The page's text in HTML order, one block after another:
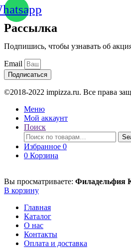
Рассылка
Подпишись, чтобы узнавать об
Email
Подписаться
©2018-2022 impizza.ru. Все права
Меню
Мой аккаунт
Поиск
Поиск
по:
Избранное 0
0 Корзина
Вы просматриваете: Филадельфия
В корзину
Главная
Каталог
О нас
Контакты
Оплата и доставка